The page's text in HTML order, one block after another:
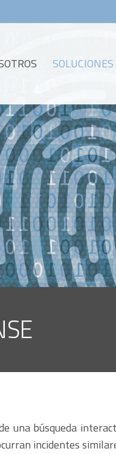
SOLUCIONES
una búsqueda
incidentes